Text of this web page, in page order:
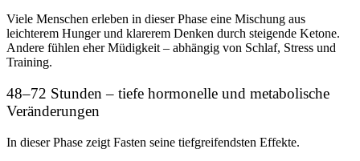
Viele Menschen erleben in dieser Phase eine Mischung aus
leichterem Hunger und klarerem Denken durch steigende Ketone.
Andere fühlen eher Müdigkeit – abhängig von Schlaf, Stress und
Training.
48–72 Stunden – tiefe hormonelle und metabolische
Veränderungen
In dieser Phase zeigt Fasten seine tiefgreifendsten Effekte.